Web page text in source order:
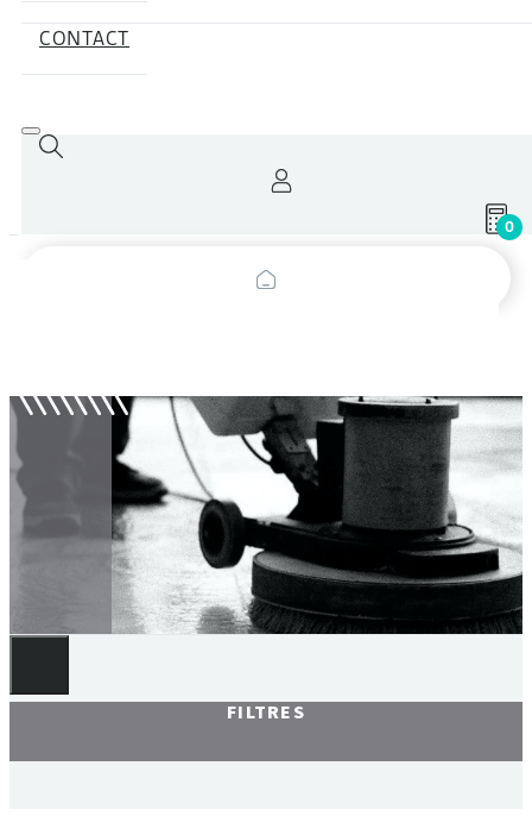
CONTACT
0
FILTRES